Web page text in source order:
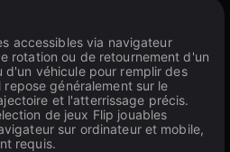
accessibles via navigateur
rotation ou de retournement d'un
d'un véhicule pour remplir des
généralement sur le
et l'atterrissage précis.
de jeux Flip jouables
sur ordinateur et mobile,
requis.